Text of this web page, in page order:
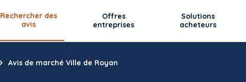
Rechercher des
avis
Offres
entreprises
Solutions
acheteurs
Avis de marché Ville de Royan